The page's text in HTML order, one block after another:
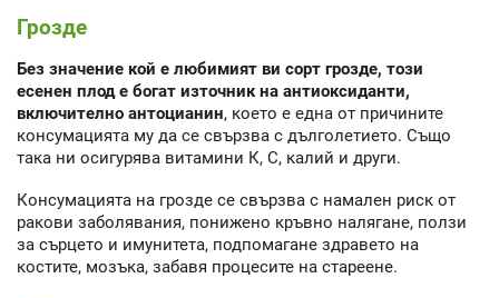
Грозде
Без значение кой е любимият ви сорт грозде, този
есенен плод е богат източник на антиоксиданти,
включително антоцианин, което е една от причините
консумацията му да се свързва с дълголетието. Също
така ни осигурява витамини К, С, калий и други.
Консумацията на грозде се свързва с намален риск от
ракови заболявания, понижено кръвно налягане, ползи
за сърцето и имунитета, подпомагане здравето на
костите, мозъка, забавя процесите на стареене.